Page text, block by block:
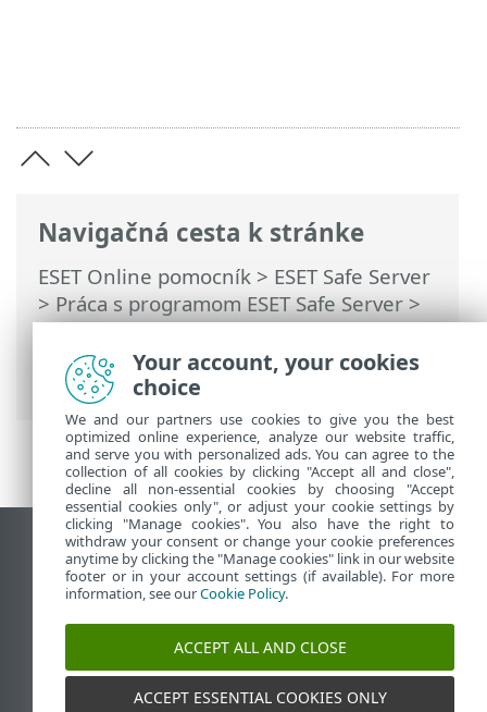
Navigačná cesta k stránke
ESET Online pomocník > ESET Safe Server
> Práca s programom ESET Safe Server>
Nástroje>Vybrať vzorku na analýzu>
Vybrať vzorku na analýzu – Nesprávne
detegovaný súbor
Zobraziť stránku ako na počítači
End of Life
Databáza znalostí ESET
ESET Fórum
ESET Status Portal
Technická podpora
Your account, your cookies
choice
We and our partners use cookies to give you the best
optimized online experience, analyze our website traffic,
and serve you with personalized ads. You can agree to the
collection of all cookies by clicking "Accept all and close",
decline all non-essential cookies by choosing "Accept
essential cookies only", or adjust your cookie settings by
clicking "Manage cookies". You also have the right to
withdraw your consent or change your cookie preferences
anytime by clicking the "Manage cookies" link in our website
footer or in your account settings (if available). For more
information, see ourCookie Policy.
ACCEPT ALL AND CLOSE
ACCEPT ESSENTIAL COOKIES ONLY